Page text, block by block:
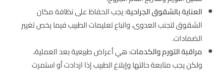
العناية بالشقوق الجراحية: يجب الحفاظ على نظافة مكان
الشقوق لتجنب العدوى، واتباع تعليمات الطبيب فيما يخص تغيير
الضمادات.
مراقبة التورم والكدمات: هي أعراض طبيعية بعد العملية،
ولكن يجب متابعة حالتها وإبلاغ الطبيب إذا ازدادت أو استمرت